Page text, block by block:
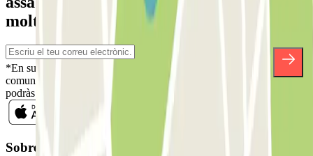
moltes altres sorpreses.
*En subscriure't acceptes la nostra Política de Privacitat per a rebre
comunicacions comercials de Parclick. Sense cap compromís,
podràs donar-te de baixa quan vulguis en la mateixa newsletter.
Sobre Parclick